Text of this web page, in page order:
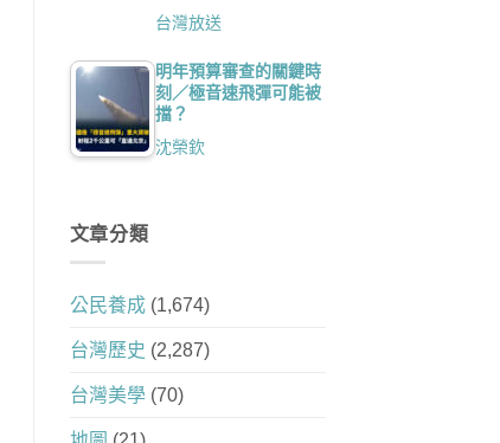
台灣放送
明年預算審查的關鍵時
刻／極音速飛彈可能被
擋？
沈榮欽
文章分類
公民養成(1,674)
台灣歷史 (2,287)
台灣美學(70)